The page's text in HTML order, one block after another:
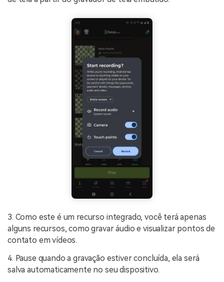
3. Como este é um recurso integrado, você terá apenas
alguns recursos, como gravar áudio e visualizar pontos de
contato em vídeos.
4. Pause quando a gravação estiver concluída, ela será
salva automaticamente no seu dispositivo.